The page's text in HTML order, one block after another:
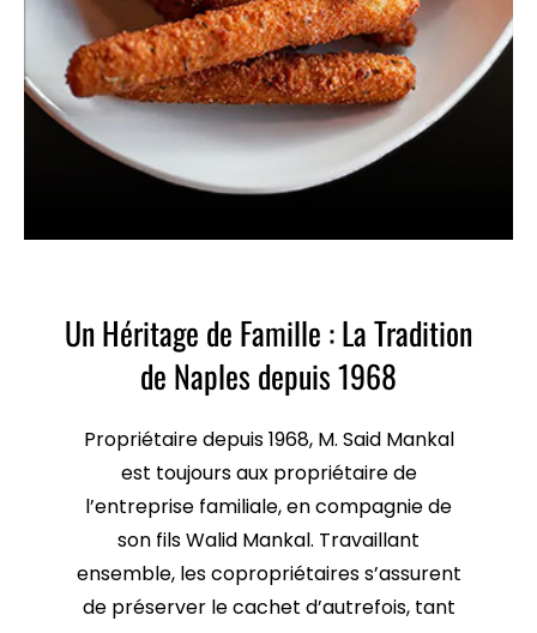
Un Héritage de Famille : La Tradition
de Naples depuis 1968
Propriétaire depuis 1968, M. Said Mankal
est toujours aux propriétaire de
l’entreprise familiale, en compagnie de
son fils Walid Mankal. Travaillant
ensemble, les copropriétaires s’assurent
de préserver le cachet d’autrefois, tant